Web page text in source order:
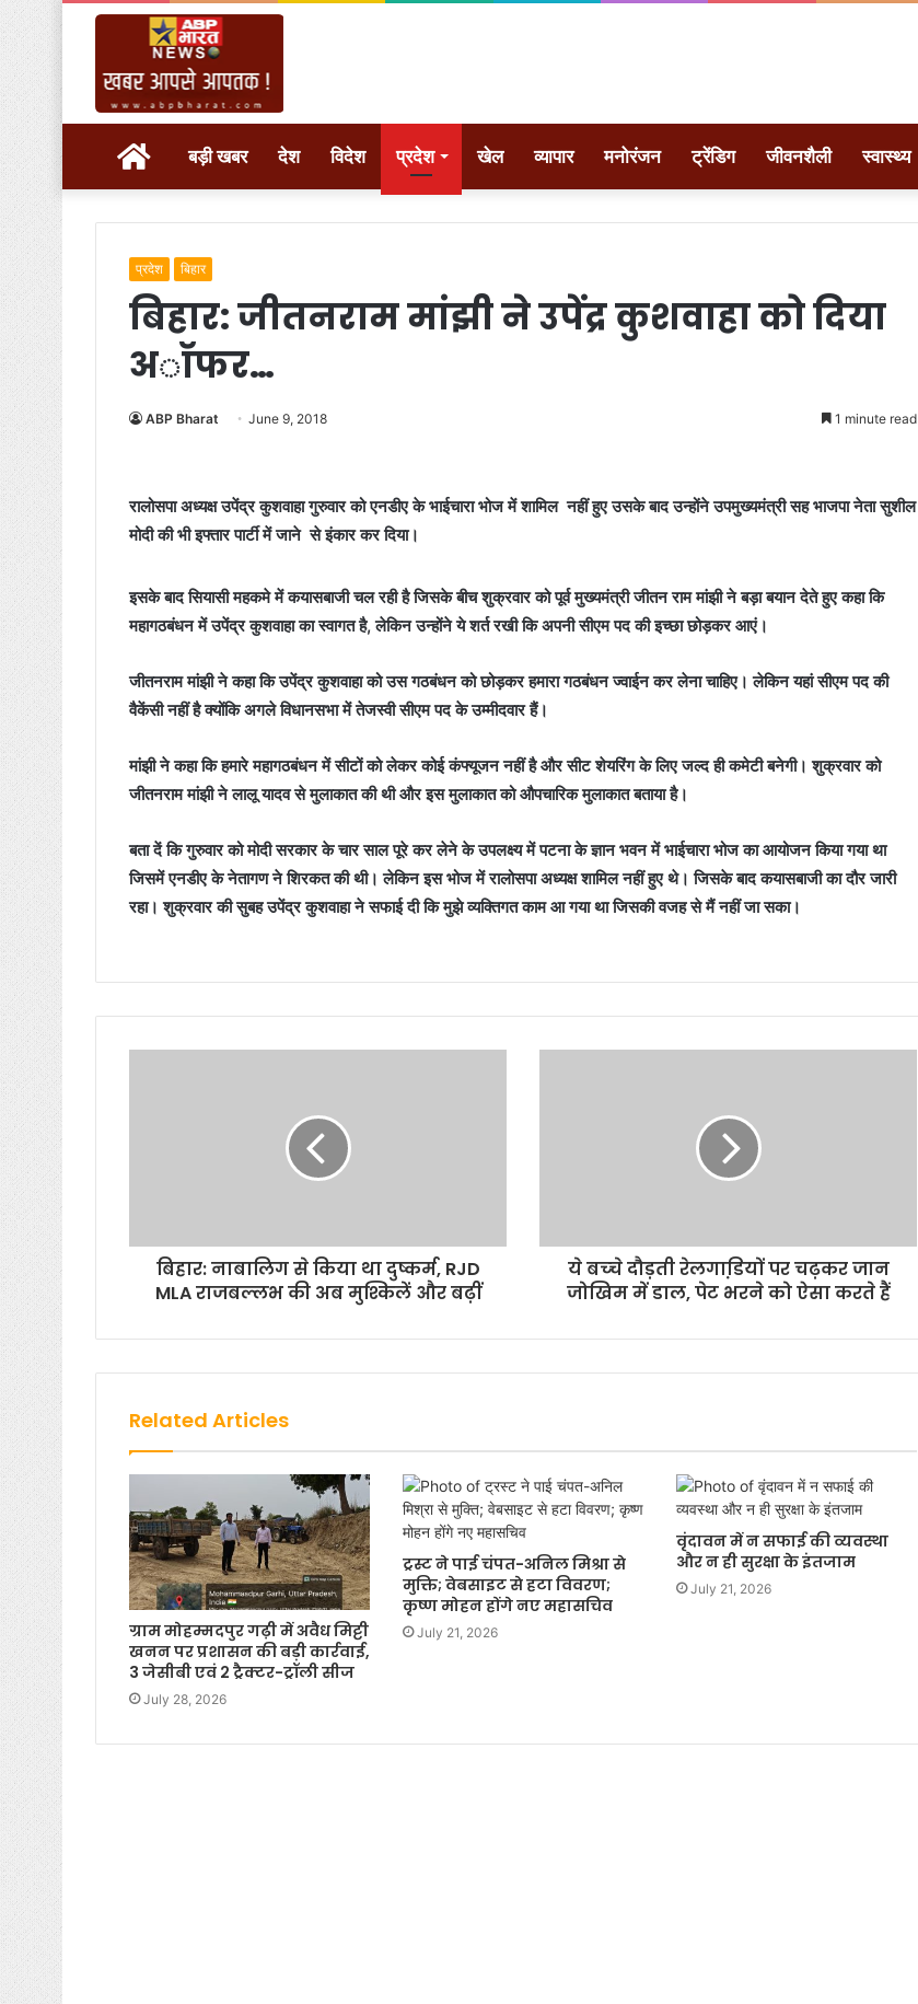
होम बड़ी खबर देश विदेश प्रदेश खेल व्यापार मनोरंजन ट्रेंडिग जीवनशैली स्वास्थ्य
प्रदेश बिहार
बिहार: जीतनराम मांझी ने उपेंद्र कुशवाहा को दिया
अॉफर…
ABP Bharat June 9, 2018 1 minute read
रालोसपा अध्यक्ष उपेंद्र कुशवाहा गुरुवार को एनडीए के भाईचारा भोज में शामिल नहीं हुए उसके बाद उन्होंने उपमुख्यमंत्री सह भाजपा नेता सुशील
मोदी की भी इफ्तार पार्टी में जाने से इंकार कर दिया।
इसके बाद सियासी महकमे में कयासबाजी चल रही है जिसके बीच शुक्रवार को पूर्व मुख्यमंत्री जीतन राम मांझी ने बड़ा बयान देते हुए कहा कि
महागठबंधन में उपेंद्र कुशवाहा का स्वागत है, लेकिन उन्होंने ये शर्त रखी कि अपनी सीएम पद की इच्छा छोड़कर आएं।
जीतनराम मांझी ने कहा कि उपेंद्र कुशवाहा को उस गठबंधन को छोड़कर हमारा गठबंधन ज्वाईन कर लेना चाहिए। लेकिन यहां सीएम पद की
वैकेंसी नहीं है क्योंकि अगले विधानसभा में तेजस्वी सीएम पद के उम्मीदवार हैं।
मांझी ने कहा कि हमारे महागठबंधन में सीटों को लेकर कोई कंफ्यूजन नहीं है और सीट शेयरिंग के लिए जल्द ही कमेटी बनेगी। शुक्रवार को
जीतनराम मांझी ने लालू यादव से मुलाकात की थी और इस मुलाकात को औपचारिक मुलाकात बताया है।
बता दें कि गुरुवार को मोदी सरकार के चार साल पूरे कर लेने के उपलक्ष्य में पटना के ज्ञान भवन में भाईचारा भोज का आयोजन किया गया था
जिसमें एनडीए के नेतागण ने शिरकत की थी। लेकिन इस भोज में रालोसपा अध्यक्ष शामिल नहीं हुए थे। जिसके बाद कयासबाजी का दौर जारी
रहा। शुक्रवार की सुबह उपेंद्र कुशवाहा ने सफाई दी कि मुझे व्यक्तिगत काम आ गया था जिसकी वजह से मैं नहीं जा सका।
बिहार: नाबालिग से किया था दुष्कर्म, RJD
MLA राजबल्लभ की अब मुश्किलें और बढ़ीं
ये बच्‍चे दौड़ती रेलगाडि़यों पर चढ़कर जान
जोखिम में डाल, पेट भरने को ऐसा करते हैं
Related Articles
ग्राम मोहम्मदपुर गढ़ी में अवैध मिट्टी
खनन पर प्रशासन की बड़ी कार्रवाई,
3 जेसीबी एवं 2 ट्रैक्टर-ट्रॉली सीज
July 28, 2026
ट्रस्ट ने पाई चंपत-अनिल मिश्रा से
मुक्ति; वेबसाइट से हटा विवरण;
कृष्ण मोहन होंगे नए महासचिव
July 21, 2026
वृंदावन में न सफाई की व्यवस्था
और न ही सुरक्षा के इंतजाम
July 21, 2026